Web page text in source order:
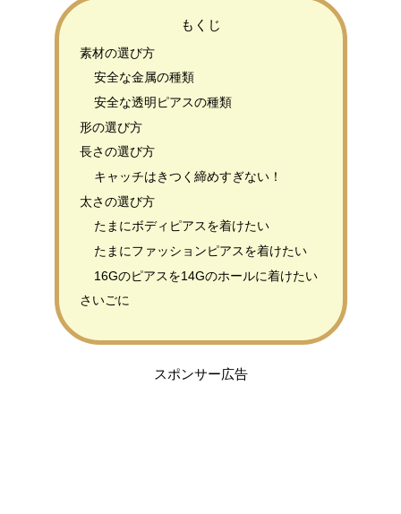
もくじ
素材の選び方
安全な金属の種類
安全な透明ピアスの種類
形の選び方
長さの選び方
キャッチはきつく締めすぎない！
太さの選び方
たまにボディピアスを着けたい
たまにファッションピアスを着けたい
16Gのピアスを14Gのホールに着けたい
さいごに
スポンサー広告